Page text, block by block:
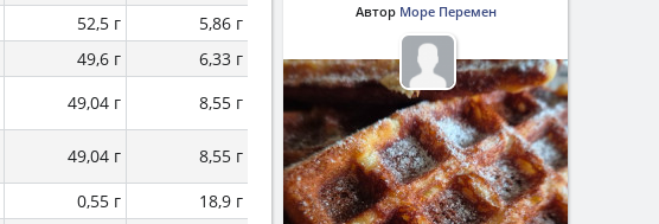
52,5 г
5,86 г
49,6 г
6,33 г
49,04 г
8,55 г
49,04 г
8,55 г
0,55 г
18,9 г
Автор Море Перемен